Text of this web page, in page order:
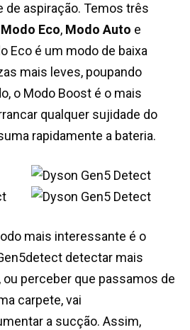
de aspiração. Temos três
Modo Eco, Modo Auto e
Eco é um modo de baixa
mais leves, poupando
o Modo Boost é o mais
qualquer sujidade do
rapidamente a bateria.
mais interessante é o
detectar mais
perceber que passamos de
carpete, vai
a sucção. Assim,